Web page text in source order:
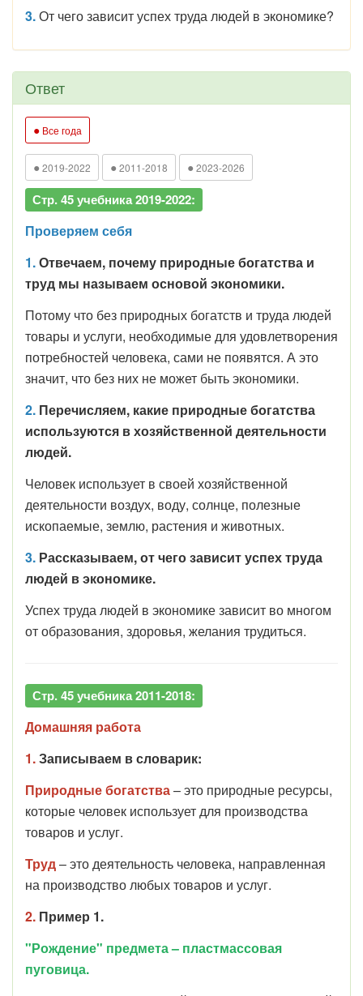
3.От чего зависит успех труда людей в экономике?
Ответ
● Все года
● 2019-2022 ● 2011-2018 ● 2023-2026
Стр. 45 учебника 2019-2022:
Проверяем себя
1.Отвечаем, почему природные богатства и
труд мы называем основой экономики.
Потому что без природных богатств и труда людей
товары и услуги, необходимые для удовлетворения
потребностей человека, сами не появятся. А это
значит, что без них не может быть экономики.
2. Перечисляем, какие природные богатства
используются в хозяйственной деятельности
людей.
Человек использует в своей хозяйственной
деятельности воздух, воду, солнце, полезные
ископаемые, землю, растения и животных.
3. Рассказываем, от чего зависит успех труда
людей в экономике.
Успех труда людей в экономике зависит во многом
от образования, здоровья, желания трудиться.
Стр. 45 учебника 2011-2018:
Домашняя работа
1.Записываем в словарик:
Природные богатства– это природные ресурсы,
которые человек использует для производства
товаров и услуг.
Труд– это деятельность человека, направленная
на производство любых товаров и услуг.
2. Пример 1.
"Рождение" предмета – пластмассовая
пуговица.